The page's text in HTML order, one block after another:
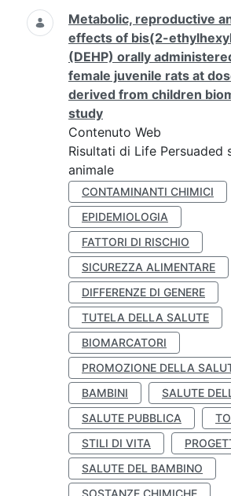
Ricerca
Metabolic, reproductive
effects of bis(2-
(DEHP) orally
female juvenile rats at
derived from children
study
Contenuto Web
Risultati di Life Persuaded
animale
CONTAMINANTI CHIMICI
EPIDEMIOLOGIA
FATTORI DI RISCHIO
SICUREZZA ALIMENTARE
DIFFERENZE DI GENERE
TUTELA DELLA SALUTE
BIOMARCATORI
PROMOZIONE DELLA
BAMBINI
SALUTE
SALUTE PUBBLICA
STILI DI VITA
SALUTE DEL BAMBINO
SOSTANZE CHIMICHE